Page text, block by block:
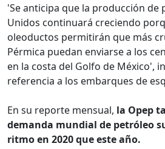
'Se anticipa que la producción de
Unidos continuará creciendo
oleoductos permitirán que más
Pérmica puedan enviarse a los
en la costa del Golfo de México',
referencia a los embarques de
En su reporte mensual, la Opep
demanda mundial de petróleo
ritmo en 2020 que este año.